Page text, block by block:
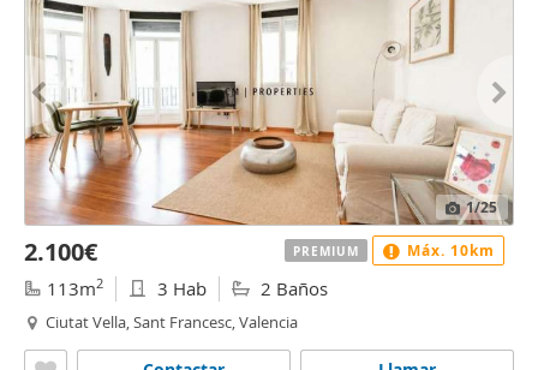
1/25
2.100€
113m2 3 Hab 2 Baños
Ciutat Vella, Sant Francesc, Valencia
PREMIUM Máx. 10km